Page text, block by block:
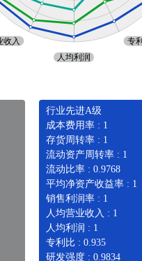
行业先进A级
成本费用率 : 1
存货周转率 : 1
流动资产周转率 : 1
流动比率 : 0.9768
平均净资产收益率 : 1
销售利润率 : 1
人均营业收入 : 1
人均利润 : 1
专利比 : 0.935
研发强度 : 0.9834